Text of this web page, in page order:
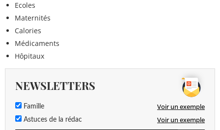
Ecoles
Maternités
Calories
Médicaments
Hôpitaux
NEWSLETTERS
Famille Voir un exemple
Astuces de la rédac Voir un exemple